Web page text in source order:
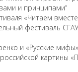
и принципами"
«Читаем
фестиваль
и «Русские мифы»
картины